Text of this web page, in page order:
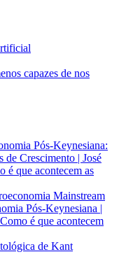
capazes de nos
Pós-Keynesiana:
de Crescimento | José
é que acontecem as
Mainstream
Pós-Keynesiana |
é que acontecem
de Kant